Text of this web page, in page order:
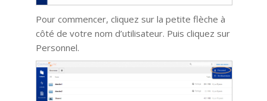
Pour commencer, cliquez sur la petite flèche à
côté de votre nom d’utilisateur. Puis cliquez sur
Personnel.